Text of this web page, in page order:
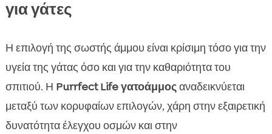
για γάτες
Η επιλογή της σωστής άμμου είναι κρίσιμη τόσο για την
υγεία της γάτας όσο και για την καθαριότητα του
σπιτιού. Η Purrfect Life γατοάμμοςαναδεικνύεται
μεταξύ των κορυφαίων επιλογών, χάρη στην εξαιρετική
δυνατότητα έλεγχου οσμών και στην